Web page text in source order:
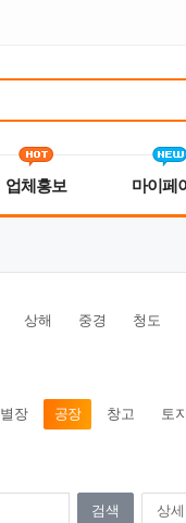
업체홍보 마이페
상해 중경 청도
별장 공장 창고 토지
상